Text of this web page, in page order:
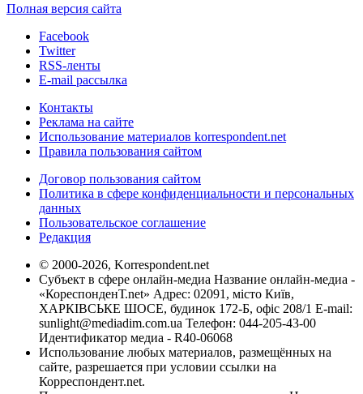
Полная версия сайта
Facebook
Twitter
RSS-ленты
E-mail рассылка
Контакты
Реклама на сайте
Использование материалов korrespondent.net
Правила пользования сайтом
Договор пользования сайтом
Политика в сфере конфиденциальности и персональных
данных
Пользовательское соглашение
Редакция
© 2000-2026, Korrespondent.net
Субъект в сфере онлайн-медиа Название онлайн-медиа -
«КореспонденТ.net» Адрес: 02091, місто Київ,
ХАРКІВСЬКЕ ШОСЕ, будинок 172-Б, офіс 208/1 E-mail:
sunlight@mediadim.com.ua Телефон: 044-205-43-00
Идентификатор медиа - R40-06068
Использование любых материалов, размещённых на
сайте, разрешается при условии ссылки на
Корреспондент.net.